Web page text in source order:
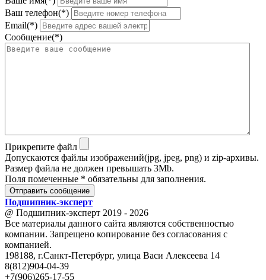
Ваш телефон(*)
Email(*)
Сообщение(*)
Прикрепите файл
Допускаются файлы изображений(jpg, jpeg, png) и zip-архивы.
Размер файла не должен превышать 3Mb.
Поля помеченные * обязательны для заполнения.
Отправить сообщение
Подшипник-эксперт
@ Подшипник-эксперт 2019 - 2026
Все материалы данного сайта являются собственностью
компании. Запрещено копирование без согласования с
компанией.
198188, г.Санкт-Петербург, улица Васи Алексеева 14
8(812)904-04-39
+7(906)265-17-55